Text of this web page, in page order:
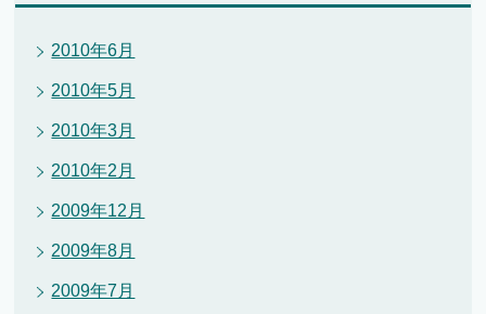
2010年6月
2010年5月
2010年3月
2010年2月
2009年12月
2009年8月
2009年7月